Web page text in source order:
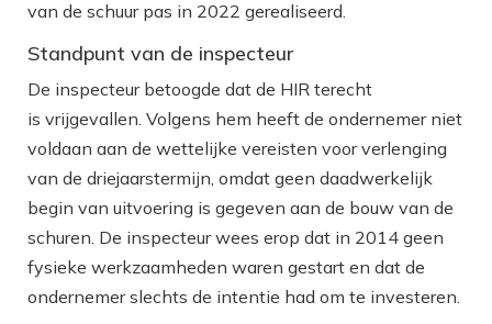
van de schuur pas in 2022 gerealiseerd.
Standpunt van de inspecteur
De inspecteur betoogde dat de HIR terecht
is vrijgevallen. Volgens hem heeft de ondernemer niet
voldaan aan de wettelijke vereisten voor verlenging
van de driejaarstermijn, omdat geen daadwerkelijk
begin van uitvoering is gegeven aan de bouw van de
schuren. De inspecteur wees erop dat in 2014 geen
fysieke werkzaamheden waren gestart en dat de
ondernemer slechts de intentie had om te investeren.